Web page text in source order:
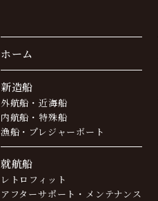
ホーム
新造船
外航船・近海船
内航船・特殊船
漁船・プレジャーボート
就航船
レトロフィット
アフターサポート・ メンテナンス